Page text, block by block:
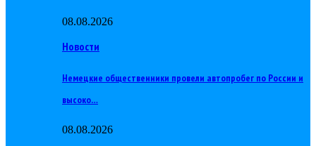
08.08.2026
Новости
Немецкие общественники провели автопробег по России и
высоко…
08.08.2026